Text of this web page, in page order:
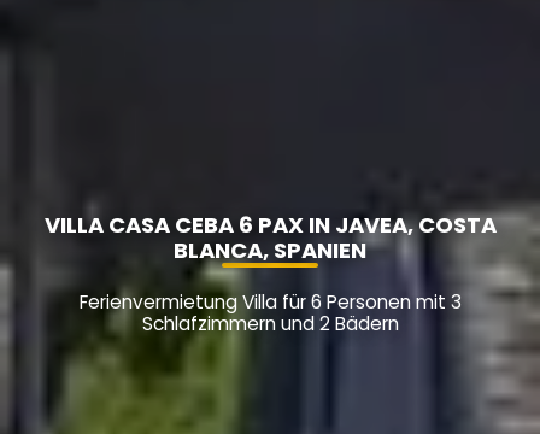
VILLA CASA CEBA 6 PAX IN JAVEA, COSTA
BLANCA, SPANIEN
Ferienvermietung Villa für 6 Personen mit 3
Schlafzimmern und 2 Bädern